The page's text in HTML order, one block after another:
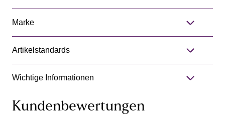
Marke
Artikelstandards
Wichtige Informationen
Kundenbewertungen